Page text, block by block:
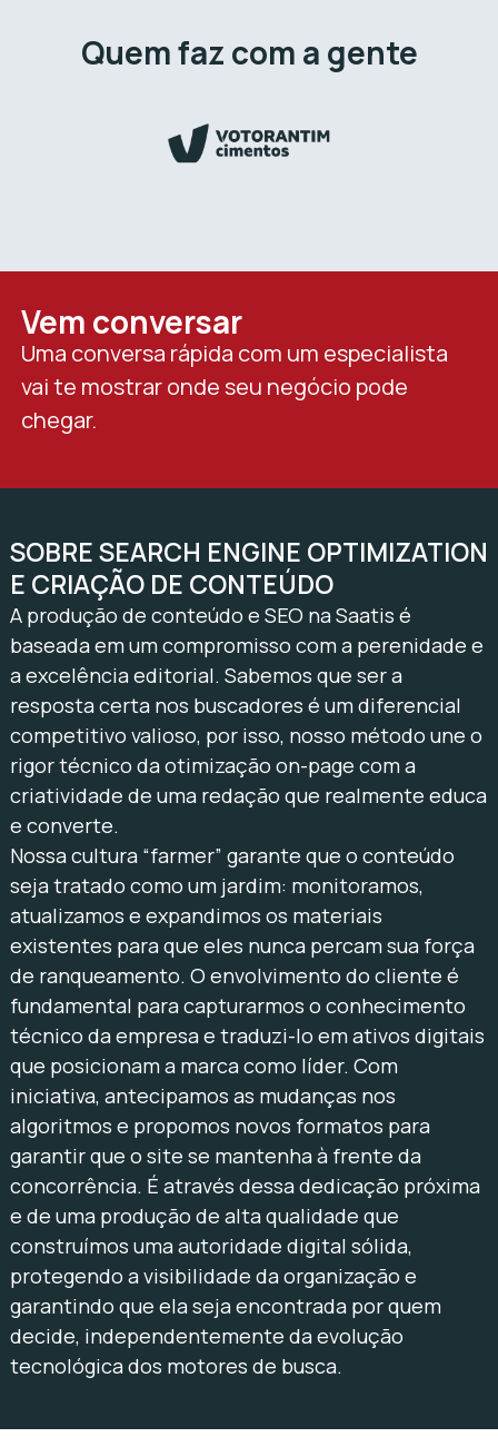
Quem faz com a gente
Vem conversar
Uma conversa rápida com um especialista
vai te mostrar onde seu negócio pode
chegar.
SOBRE SEARCH ENGINE OPTIMIZATION
E CRIAÇÃO DE CONTEÚDO
A produção de conteúdo e SEO na Saatis é
baseada em um compromisso com a perenidade e
a excelência editorial. Sabemos que ser a
resposta certa nos buscadores é um diferencial
competitivo valioso, por isso, nosso método une o
rigor técnico da otimização on-page com a
criatividade de uma redação que realmente educa
e converte.
Nossa cultura “farmer” garante que o conteúdo
seja tratado como um jardim: monitoramos,
atualizamos e expandimos os materiais
existentes para que eles nunca percam sua força
de ranqueamento. O envolvimento do cliente é
fundamental para capturarmos o conhecimento
técnico da empresa e traduzi-lo em ativos digitais
que posicionam a marca como líder. Com
iniciativa, antecipamos as mudanças nos
algoritmos e propomos novos formatos para
garantir que o site se mantenha à frente da
concorrência. É através dessa dedicação próxima
e de uma produção de alta qualidade que
construímos uma autoridade digital sólida,
protegendo a visibilidade da organização e
garantindo que ela seja encontrada por quem
decide, independentemente da evolução
tecnológica dos motores de busca.